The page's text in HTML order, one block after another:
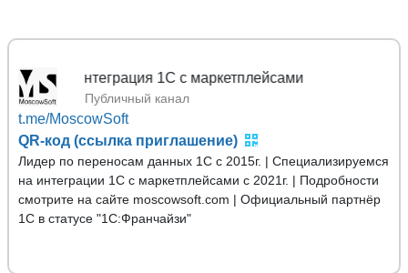
Публичный канал
t.me/MoscowSoft
QR-код (ссылка приглашение)
Лидер по переносам данных 1С с 2015г. | Специализируемся
на интеграции 1С с маркетплейсами с 2021г. | Подробности
смотрите на сайте moscowsoft.com | Официальный партнёр
1С в статусе "1С:Франчайзи"